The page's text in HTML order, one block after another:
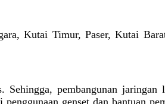
Kutai Timur, Paser, Kutai
Sehingga, pembangunan